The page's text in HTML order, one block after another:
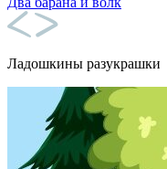
Ладошкины разукрашки